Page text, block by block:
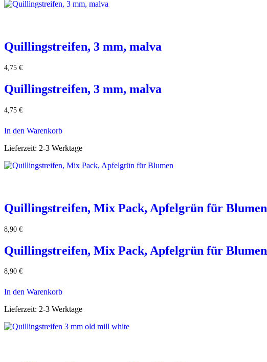
Quillingstreifen, 3 mm, malva
4,75 €
Quillingstreifen, 3 mm, malva
4,75 €
In den Warenkorb
Lieferzeit: 2-3 Werktage
Quillingstreifen, Mix Pack, Apfelgrün für Blumen
8,90 €
Quillingstreifen, Mix Pack, Apfelgrün für Blumen
8,90 €
In den Warenkorb
Lieferzeit: 2-3 Werktage